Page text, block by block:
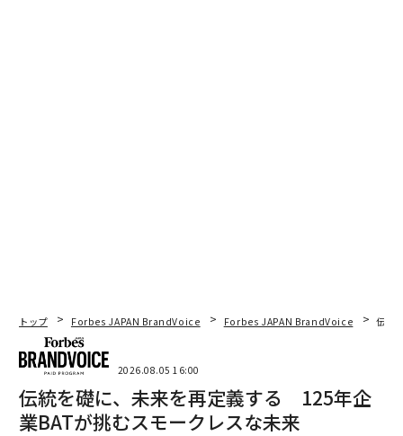
トップ Forbes JAPAN BrandVoice Forbes JAPAN BrandVoice 伝統
2026.08.05 16:00
伝統を礎に、未来を再定義する 125年企
業BATが挑むスモークレスな未来